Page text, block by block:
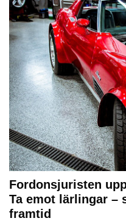
Fordonsjuristen
Ta emot lärlingar –
framtid